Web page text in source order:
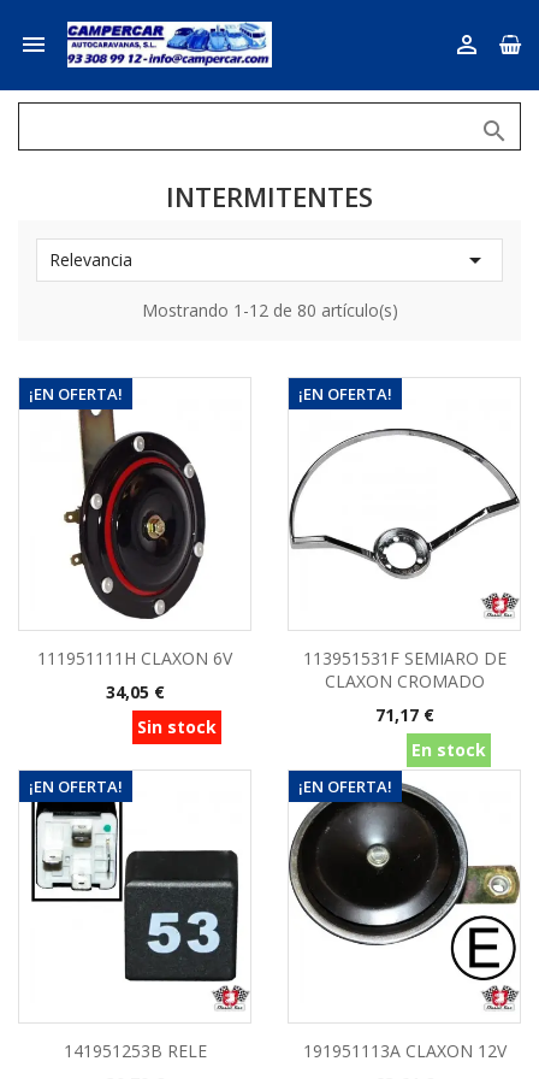
 

INTERMITENTES
Relevancia 
Mostrando 1-12 de 80 artículo(s)
¡EN OFERTA!
111951111H CLAXON 6V
Sin stock
Precio
34,05 €
¡EN OFERTA!
113951531F SEMIARO DE
CLAXON CROMADO
En stock
Precio
71,17 €
¡EN OFERTA!
141951253B RELE
¡EN OFERTA!
191951113A CLAXON 12V